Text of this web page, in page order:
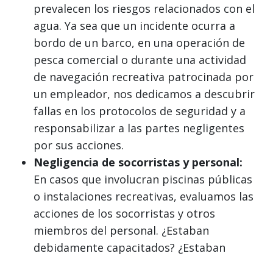
prevalecen los riesgos relacionados con el
agua. Ya sea que un incidente ocurra a
bordo de un barco, en una operación de
pesca comercial o durante una actividad
de navegación recreativa patrocinada por
un empleador, nos dedicamos a descubrir
fallas en los protocolos de seguridad y a
responsabilizar a las partes negligentes
por sus acciones.
Negligencia de socorristas y personal:
En casos que involucran piscinas públicas
o instalaciones recreativas, evaluamos las
acciones de los socorristas y otros
miembros del personal. ¿Estaban
debidamente capacitados? ¿Estaban